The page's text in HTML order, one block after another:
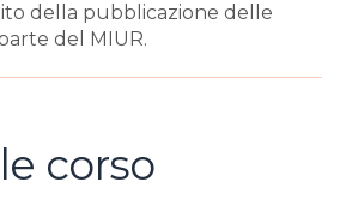
della pubblicazione delle
del MIUR.
corso